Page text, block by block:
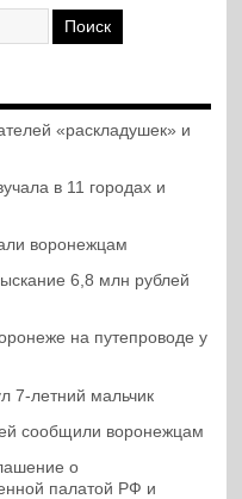
«раскладушек» и
в 11 городах и
воронежцам
6,8 млн рублей
на путепроводе у
7-летний мальчик
сообщили воронежцам
о
палатой РФ и